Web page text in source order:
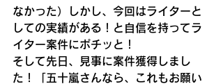
なかった）しかし、今回はライターと
しての実績がある！と自信を持ってラ
イター案件にポチッと！
そして先日、見事に案件獲得しまし
た！「五十嵐さんなら、これもお願い